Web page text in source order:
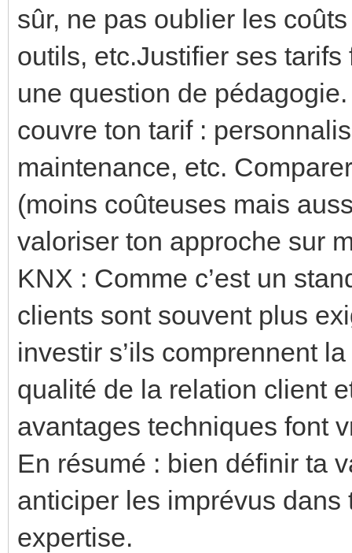
sûr, ne pas oublier les
outils, etc.Justifier ses tarifs
une question de
couvre ton tarif :
maintenance, etc.
(moins coûteuses mais
valoriser ton approche sur
KNX : Comme c’est un
clients sont souvent plus
investir s’ils comprennent
qualité de la relation client
avantages techniques font
En résumé : bien définir ta
anticiper les imprévus
expertise.